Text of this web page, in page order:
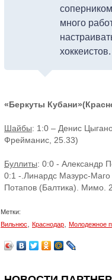
много
хоккеистов.
«Беркуты
Шайбы: 1:0 – Денис
Фрейманис, 25.33)
Буллиты: 0:0 - Александр
0:1 -.Линардс Мазурс-
Потапов (Балтика). Мимо.
Метки:
Вильнюс
Краснодар Молодежное